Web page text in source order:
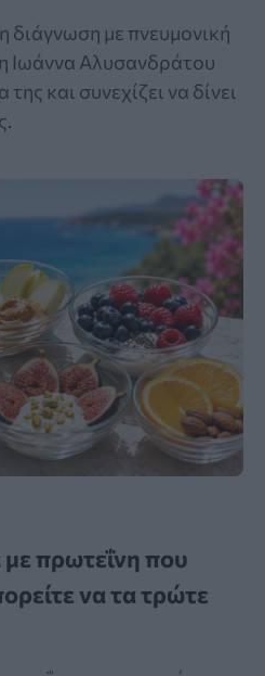
διάγνωση με πνευμονική
Ιωάννα Αλυσανδράτου
και συνεχίζει να δίνει
πρωτεΐνη που
να τα τρώτε